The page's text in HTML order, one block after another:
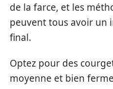
de la farce, et les
peuvent tous avoir un
final.
Optez pour des
moyenne et bien